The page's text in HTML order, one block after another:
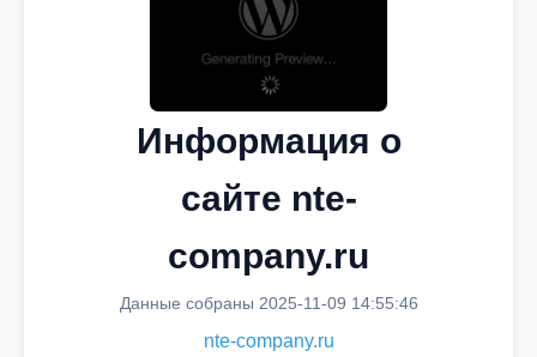
Информация о
сайте nte-
company.ru
Данные собраны 2025-11-09 14:55:46
nte-company.ru